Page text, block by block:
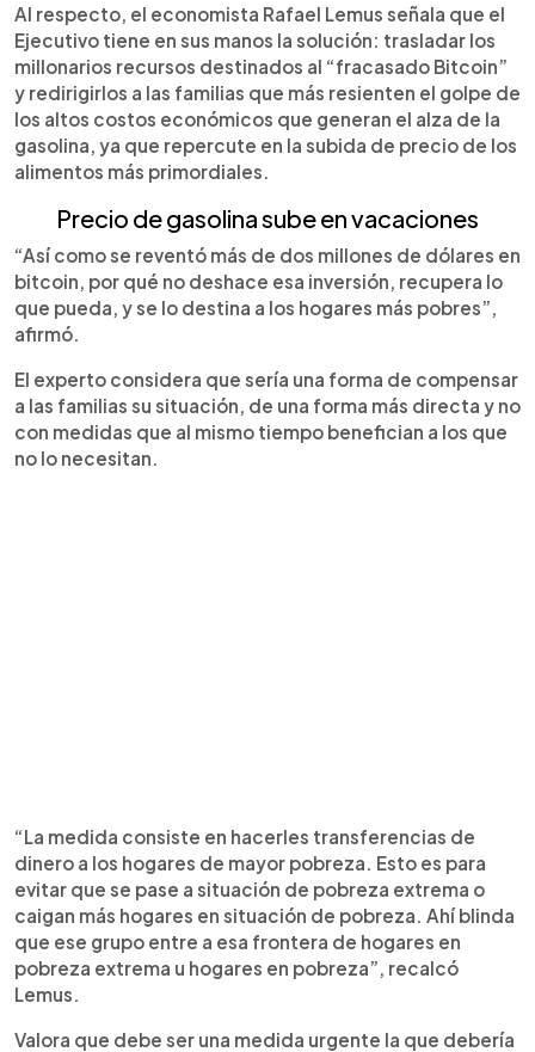
Al respecto, el economista Rafael Lemus señala que el
Ejecutivo tiene en sus manos la solución: trasladar los
millonarios recursos destinados al “fracasado Bitcoin”
y redirigirlos a las familias que más resienten el golpe de
los altos costos económicos que generan el alza de la
gasolina, ya que repercute en la subida de precio de los
alimentos más primordiales.
Precio de gasolina sube en vacaciones
“Así como se reventó más de dos millones de dólares en
bitcoin, por qué no deshace esa inversión, recupera lo
que pueda, y se lo destina a los hogares más pobres”,
afirmó.
El experto considera que sería una forma de compensar
a las familias su situación, de una forma más directa y no
con medidas que al mismo tiempo benefician a los que
no lo necesitan.
“La medida consiste en hacerles transferencias de
dinero a los hogares de mayor pobreza. Esto es para
evitar que se pase a situación de pobreza extrema o
caigan más hogares en situación de pobreza. Ahí blinda
que ese grupo entre a esa frontera de hogares en
pobreza extrema u hogares en pobreza”, recalcó
Lemus.
Valora que debe ser una medida urgente la que debería